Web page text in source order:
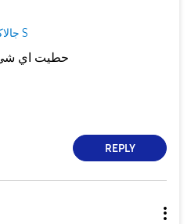
جالاكسى S
حطيت اي شي
REPLY